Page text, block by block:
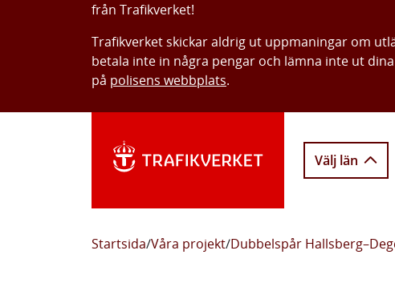
från Trafikverket!
Trafikverket skickar aldrig ut uppmaningar om
betala inte in några pengar och lämna inte ut
på polisens webbplats.
Välj län
Startsida/Våra projekt/Dubbelspår